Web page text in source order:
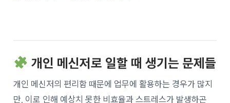
개인 메신저로 일할 때 생기는 문제들
개인 메신저의 편리함 때문에 업무에 활용하는 경우가 많지
만, 이로 인해 예상치 못한 비효율과 스트레스가 발생하곤